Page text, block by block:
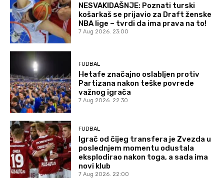
NESVAKIDAŠNJE: Poznati turski
košarkaš se prijavio za Draft ženske
NBA lige – tvrdi da ima prava na to!
7 Aug 2026. 23:00
FUDBAL
Hetafe značajno oslabljen protiv
Partizana nakon teške povrede
važnog igrača
7 Aug 2026. 22:30
FUDBAL
Igrač od čijeg transfera je Zvezda u
poslednjem momentu odustala
eksplodirao nakon toga, a sada ima
novi klub
7 Aug 2026. 22:00